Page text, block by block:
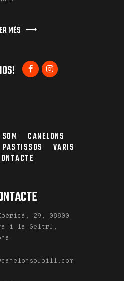
MÉS
CANELONS
PASTISSOS
VARIS
29, 08800
i la Geltrú,